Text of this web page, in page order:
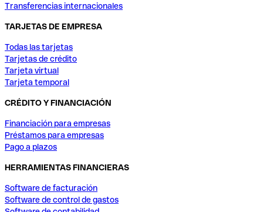
Transferencias internacionales
TARJETAS DE EMPRESA
Todas las tarjetas
Tarjetas de crédito
Tarjeta virtual
Tarjeta temporal
CRÉDITO Y FINANCIACIÓN
Financiación para empresas
Préstamos para empresas
Pago a plazos
HERRAMIENTAS FINANCIERAS
Software de facturación
Software de control de gastos